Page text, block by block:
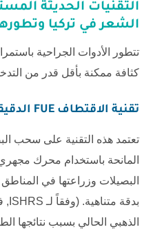
التقنيات الحديثة
الشعر في تركيا
تتطور الأدوات الجراحية
كثافة ممكنة بأقل قدر من
تقنية الاقتطاف FUE الدقيقة
تعتمد هذه التقنية على سحب
المانحة باستخدام محرك
البصيلات وزراعتها في
بدقة متناهية. (وفقاً لـ ISHRS
الذهبي الحالي بسبب نتائجها